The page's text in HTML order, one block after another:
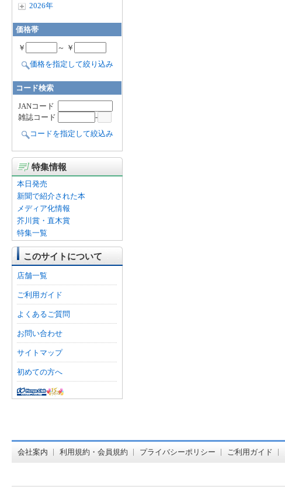
2026年
価格帯
￥
～ ￥
価格を指定して絞り込み
コード検索
JANコード
雑誌コード
-
コードを指定して絞込み
特集情報
本日発売
新聞で紹介された本
メディア化情報
芥川賞・直木賞
特集一覧
このサイトについて
店舗一覧
ご利用ガイド
よくあるご質問
お問い合わせ
サイトマップ
初めての方へ
会社案内 利用規約・会員規約 プライバシーポリシー ご利用ガイド